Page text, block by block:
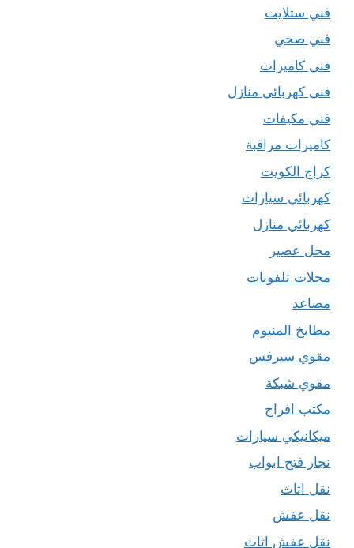
فني ستلايت
فني صحي
فني كاميرات
فني كهربائي منازل
فني مكيفات
كاميرات مراقبة
كراج الكويت
كهربائي سيارات
كهربائي منازل
محل عصير
محلات تلفونات
مصاعد
مطابخ المنيوم
مقوي سيرفس
مقوي شبكة
مكتب افراح
ميكانيكي سيارات
نجار فتح ابواب
نقل اثاث
نقل عفش
نقل عفش اثاث